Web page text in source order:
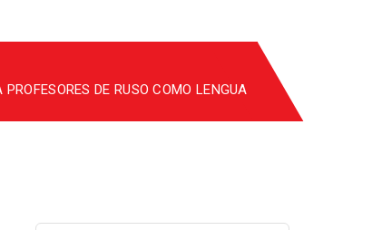
DE RUSO COMO LENGUA